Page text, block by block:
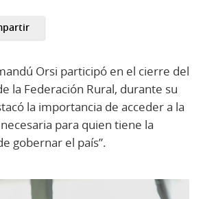
Orsi participó en el cierre del
la Federación Rural, durante su
la importancia de acceder a la
para quien tiene la
gobernar el país”.